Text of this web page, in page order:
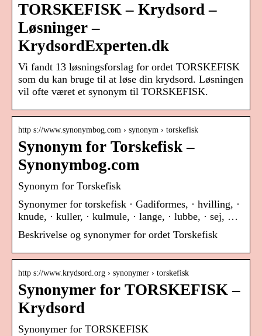
TORSKEFISK – Krydsord –
Løsninger –
KrydsordExperten.dk
Vi fandt 13 løsningsforslag for ordet TORSKEFISK
som du kan bruge til at løse din krydsord. Løsningen
vil ofte været et synonym til TORSKEFISK.
http s://www.synonymbog.com › synonym › torskefisk
Synonym for Torskefisk –
Synonymbog.com
Synonym for Torskefisk
Synonymer for torskefisk · Gadiformes, · hvilling, ·
knude, · kuller, · kulmule, · lange, · lubbe, · sej, …
Beskrivelse og synonymer for ordet Torskefisk
http s://www.krydsord.org › synonymer › torskefisk
Synonymer for TORSKEFISK –
Krydsord
Synonymer for TORSKEFISK